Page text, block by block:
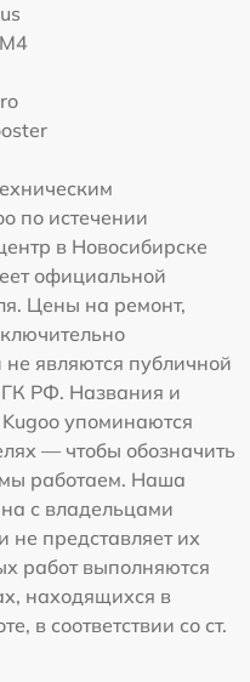
по истечении
в Новосибирске
официальной
Цены на ремонт,
являются публичной
ГК РФ. Названия и
упоминаются
— чтобы обозначить
мы работаем. Наша
с владельцами
не представляет их
работ выполняются
находящихся в
в соответствии со ст.